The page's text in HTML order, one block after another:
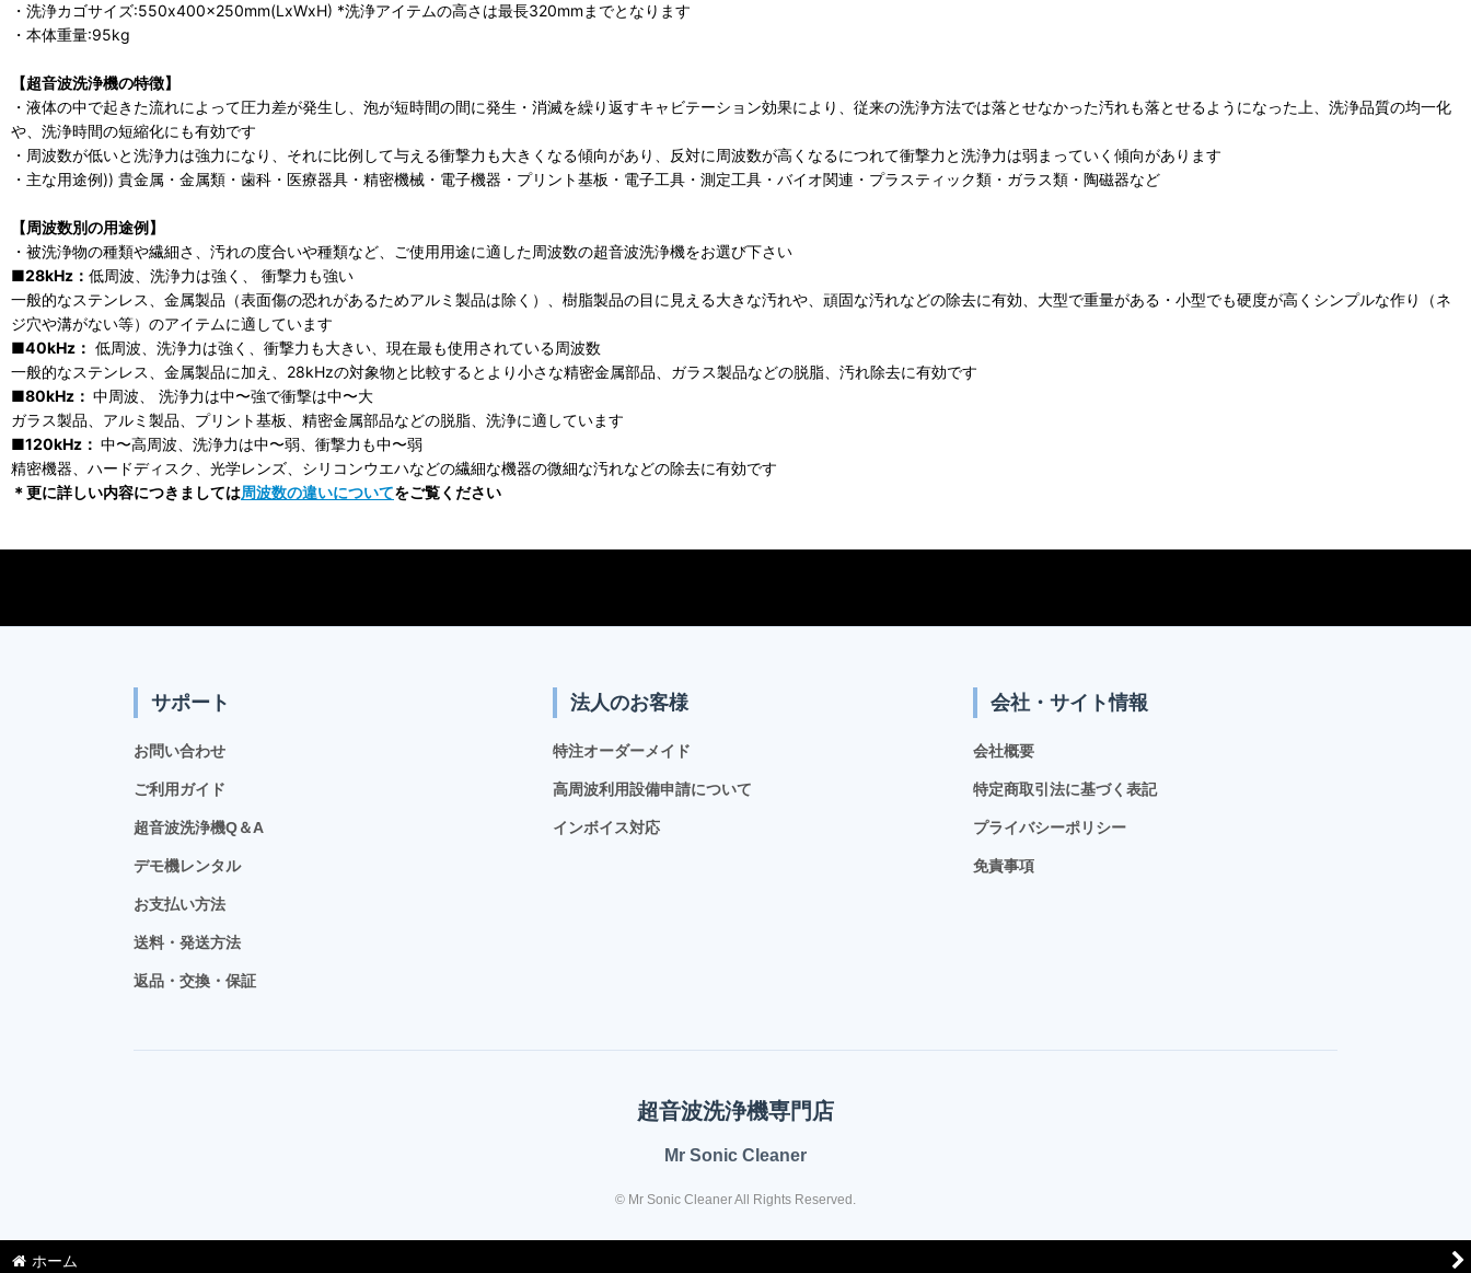
・洗浄カゴサイズ:550x400x250mm(LxWxH) *洗浄アイテムの高さは最長320mmまでとなります
・本体重量:95kg
【超音波洗浄機の特徴】
・液体の中で起きた流れによって圧力差が発生し、泡が短時間の間に発生・消滅を繰り返すキャビテーション効果により、従来の洗浄方法では落とせなかった汚れも落とせるようになった上、洗浄品質の均一化
や、洗浄時間の短縮化にも有効です
・周波数が低いと洗浄力は強力になり、それに比例して与える衝撃力も大きくなる傾向があり、反対に周波数が高くなるにつれて衝撃力と洗浄力は弱まっていく傾向があります
・主な用途例)) 貴金属・金属類・歯科・医療器具・精密機械・電子機器・プリント基板・電子工具・測定工具・バイオ関連・プラスティック類・ガラス類・陶磁器など
【周波数別の用途例】
・被洗浄物の種類や繊細さ、汚れの度合いや種類など、ご使用用途に適した周波数の超音波洗浄機をお選び下さい
■28kHz： 低周波、洗浄力は強く、 衝撃力も強い
一般的なステンレス、金属製品（表面傷の恐れがあるためアルミ製品は除く）、樹脂製品の目に見える大きな汚れや、頑固な汚れなどの除去に有効、大型で重量がある・小型でも硬度が高くシンプルな作り（ネ
ジ穴や溝がない等）のアイテムに適しています
■40kHz： 低周波、洗浄力は強く、衝撃力も大きい、現在最も使用されている周波数
一般的なステンレス、金属製品に加え、28kHzの対象物と比較するとより小さな精密金属部品、ガラス製品などの脱脂、汚れ除去に有効です
■80kHz： 中周波、 洗浄力は中〜強で衝撃は中〜大
ガラス製品、アルミ製品、プリント基板、精密金属部品などの脱脂、洗浄に適しています
■120kHz： 中〜高周波、洗浄力は中〜弱、衝撃力も中〜弱
精密機器、ハードディスク、光学レンズ、シリコンウエハなどの繊細な機器の微細な汚れなどの除去に有効です
＊更に詳しい内容につきましては周波数の違いについてをご覧ください
サポート
お問い合わせ
ご利用ガイド
超音波洗浄機Q＆A
デモ機レンタル
お支払い方法
送料・発送方法
返品・交換・保証
法人のお客様
特注オーダーメイド
高周波利用設備申請について
インボイス対応
会社・サイト情報
会社概要
特定商取引法に基づく表記
プライバシーポリシー
免責事項
超音波洗浄機専門店
Mr Sonic Cleaner
© Mr Sonic Cleaner All Rights Reserved.
ホーム